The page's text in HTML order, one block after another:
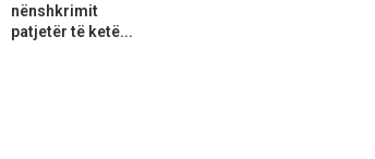
nënshkrimit
patjetër të ketë...